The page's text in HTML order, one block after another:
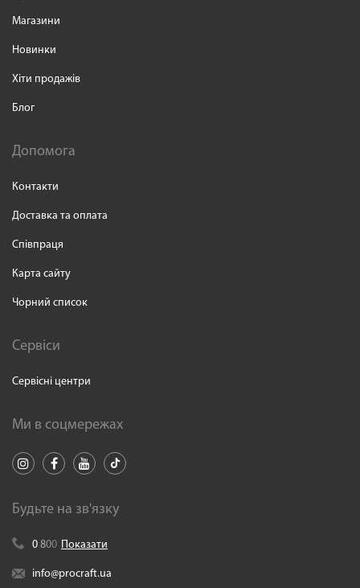
Магазини
Новинки
Хіти продажів
Блог
Допомога
Контакти
Доставка та оплата
Співпраця
Карта сайту
Чорний список
Сервіси
Сервісні центри
Ми в соцмережах
Будьте на зв'язку
0 800 Показати
info@procraft.ua